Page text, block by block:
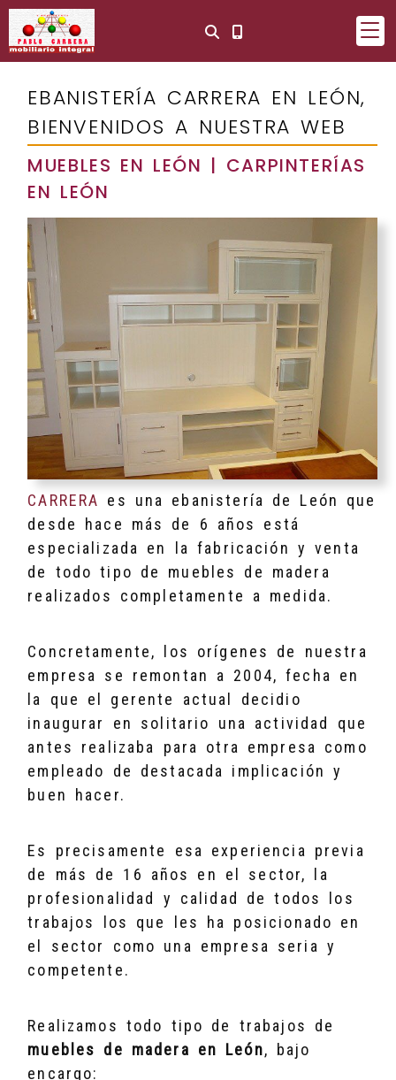
EBANISTERÍA CARRERA EN LEÓN,
BIENVENIDOS A NUESTRA WEB
MUEBLES EN LEÓN | CARPINTERÍAS
EN LEÓN
CARRERA es una ebanistería de León que
desde hace más de 6 años está
especializada en la fabricación y venta
de todo tipo de muebles de madera
realizados completamente a medida.
Concretamente, los orígenes de nuestra
empresa se remontan a 2004, fecha en
la que el gerente actual decidio
inaugurar en solitario una actividad que
antes realizaba para otra empresa como
empleado de destacada implicación y
buen hacer.
Es precisamente esa experiencia previa
de más de 16 años en el sector, la
profesionalidad y calidad de todos los
trabajos los que les ha posicionado en
el sector como una empresa seria y
competente.
Realizamos todo tipo de trabajos de
muebles de madera en León, bajo
encargo: